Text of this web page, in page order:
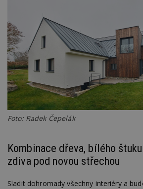
Foto: Radek Čepelák
Kombinace dřeva, bílého
zdiva pod novou střechou
Sladit dohromady všechny interiéry a